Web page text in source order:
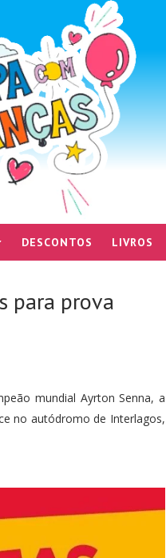
DESCONTOS LIVROS
para prova
mundial Ayrton Senna, a
no autódromo de Interlagos,